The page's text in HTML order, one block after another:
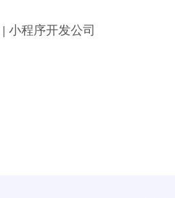
| 小程序开发公司